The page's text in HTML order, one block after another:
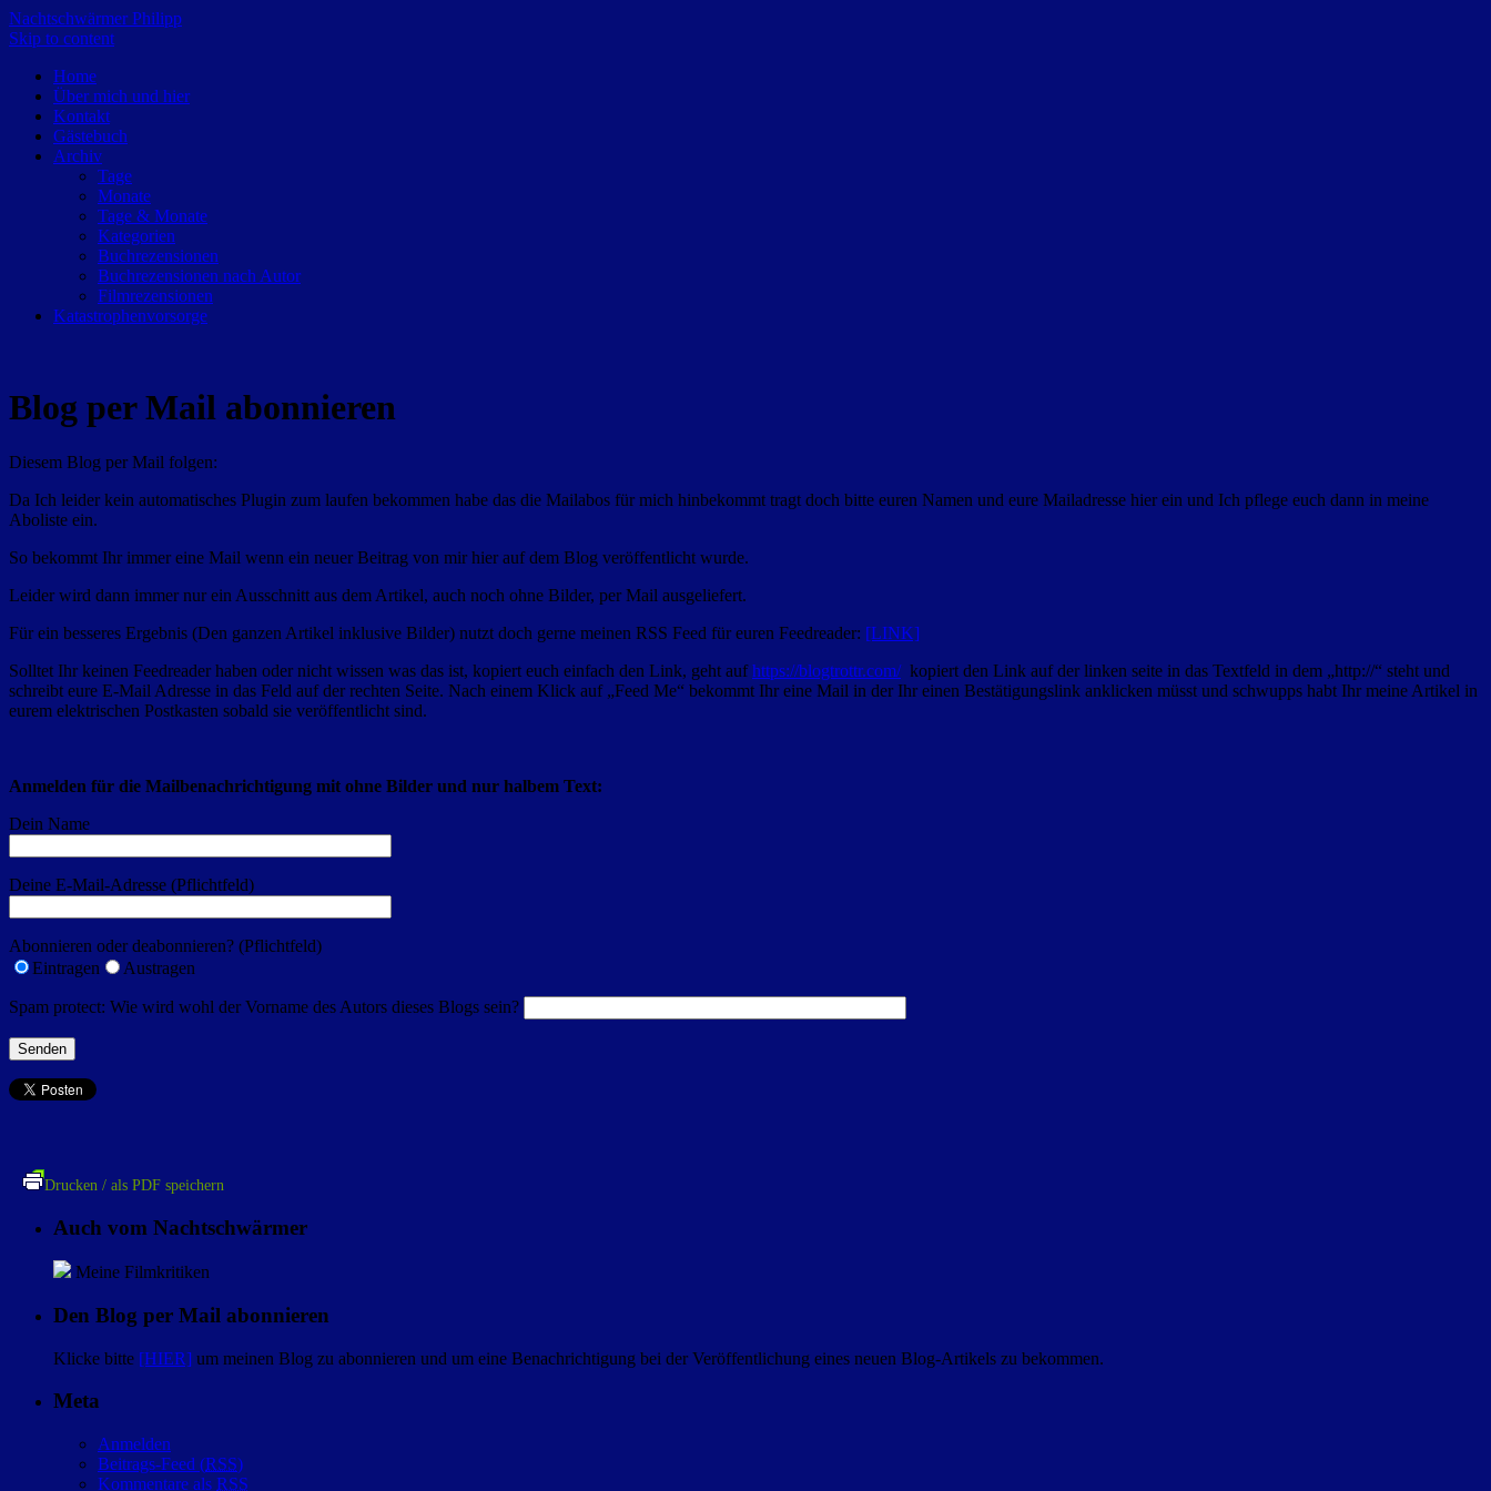
Nachtschwärmer Philipp
Skip to content
Home
Über mich und hier
Kontakt
Gästebuch
Archiv
Tage
Monate
Tage & Monate
Kategorien
Buchrezensionen
Buchrezensionen nach Autor
Filmrezensionen
Katastrophenvorsorge
Blog per Mail abonnieren
Diesem Blog per Mail folgen:
Da Ich leider kein automatisches Plugin zum laufen bekommen habe das die Mailabos für mich hinbekommt tragt doch bitte euren Namen und eure Mailadresse hier ein und Ich pflege euch dann in meine
Aboliste ein.
So bekommt Ihr immer eine Mail wenn ein neuer Beitrag von mir hier auf dem Blog veröffentlicht wurde.
Leider wird dann immer nur ein Ausschnitt aus dem Artikel, auch noch ohne Bilder, per Mail ausgeliefert.
Für ein besseres Ergebnis (Den ganzen Artikel inklusive Bilder) nutzt doch gerne meinen RSS Feed für euren Feedreader: [LINK]
Solltet Ihr keinen Feedreader haben oder nicht wissen was das ist, kopiert euch einfach den Link, geht aufhttps://blogtrottr.com/kopiert den Link auf der linken seite in das Textfeld in dem „http://“ steht und
schreibt eure E-Mail Adresse in das Feld auf der rechten Seite. Nach einem Klick auf „Feed Me“ bekommt Ihr eine Mail in der Ihr einen Bestätigungslink anklicken müsst und schwupps habt Ihr meine Artikel in
eurem elektrischen Postkasten sobald sie veröffentlicht sind.
Anmelden für die Mailbenachrichtigung mit ohne Bilder und nur halbem Text:
Dein Name
Deine E-Mail-Adresse (Pflichtfeld)
Abonnieren oder deabonnieren? (Pflichtfeld)
Eintragen
Austragen
Spam protect: Wie wird wohl der Vorname des Autors dieses Blogs sein?
Drucken / als PDF speichern
Auch vom Nachtschwärmer
Meine Filmkritiken
Den Blog per Mail abonnieren
Klicke bitte [HIER] um meinen Blog zu abonnieren und um eine Benachrichtigung bei der Veröffentlichung eines neuen Blog-Artikels zu bekommen.
Meta
Anmelden
Beitrags-Feed (RSS)
Kommentare als RSS